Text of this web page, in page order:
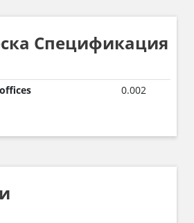
Спецификация
0.002